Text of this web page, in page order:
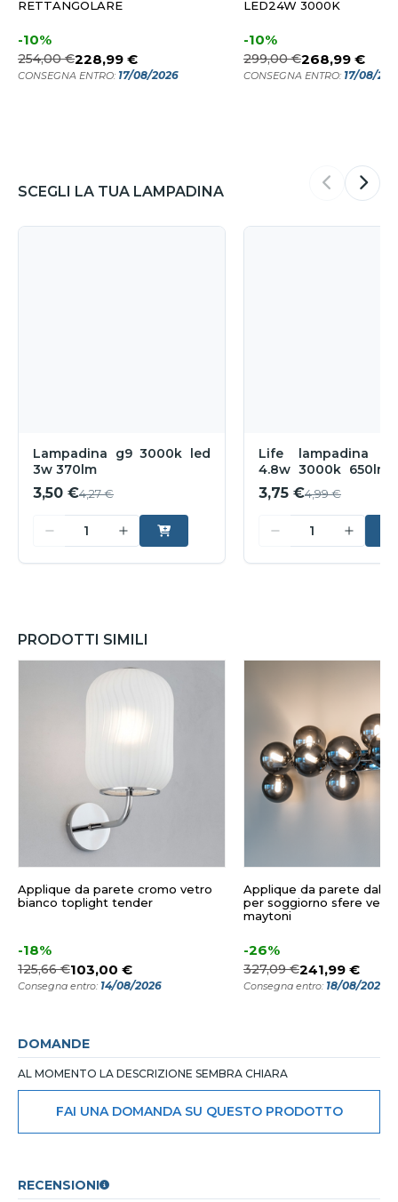
RETTANGOLARE
-10%
254,00 €228,99 €
CONSEGNA ENTRO: 17/08/2026
LED24W 3000K
-10%
299,00 €268,99 €
CONSEGNA ENTRO: 17/08/
SCEGLI LA TUA LAMPADINA
Lampadina g9 3000k led
3w 370lm
3,50 €4,27 €
Life lampadina
4.8w 3000k 650lm
300
3,75 €4,99 €
PRODOTTI SIMILI
Applique da parete cromo vetro
bianco toplight tender
-18%
125,66 €103,00 €
Consegna entro: 14/08/2026
Applique da parete
per soggiorno sfere
maytoni
-26%
327,09 €241,99 €
Consegna entro: 18/08/2026
DOMANDE
AL MOMENTO LA DESCRIZIONE SEMBRA CHIARA
FAI UNA DOMANDA SU QUESTO PRODOTTO
RECENSIONI